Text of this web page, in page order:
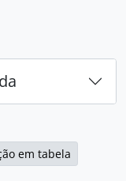
em tabela